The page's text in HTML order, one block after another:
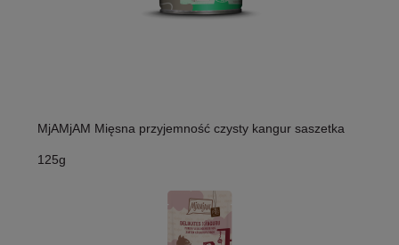
MjAMjAM Mięsna przyjemność czysty kangur saszetka
125g